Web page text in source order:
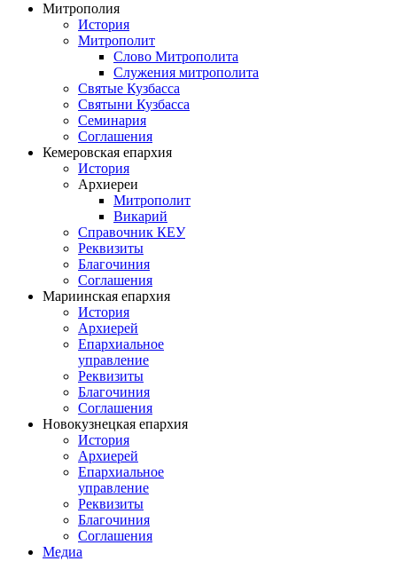
Митрополия
История
Митрополит
Слово Митрополита
Служения митрополита
Святые Кузбасса
Святыни Кузбасса
Семинария
Соглашения
Кемеровская епархия
История
Архиереи
Митрополит
Викарий
Справочник КЕУ
Реквизиты
Благочиния
Соглашения
Мариинская епархия
История
Архиерей
Епархиальное
управление
Реквизиты
Благочиния
Соглашения
Новокузнецкая епархия
История
Архиерей
Епархиальное
управление
Реквизиты
Благочиния
Соглашения
Медиа